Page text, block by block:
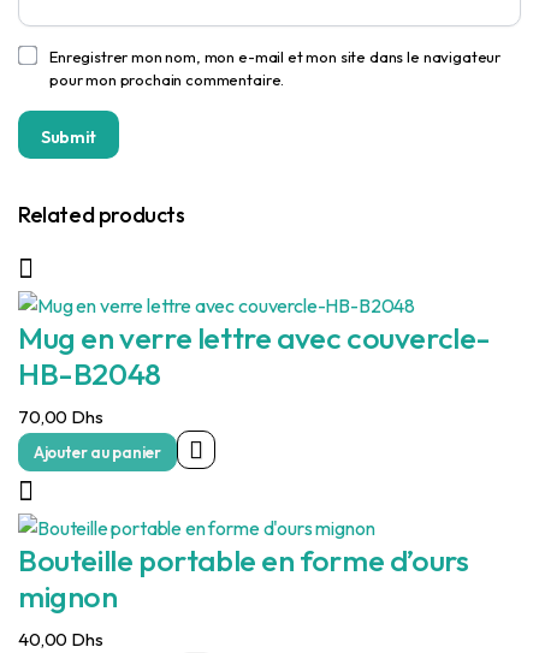
Enregistrer mon nom, mon e-mail et mon site dans le navigateur
pour mon prochain commentaire.
Related products
Mug en verre lettre avec couvercle-
HB-B2048
70,00 Dhs
Ajouter au panier
Bouteille portable en forme d’ours
mignon
40,00 Dhs